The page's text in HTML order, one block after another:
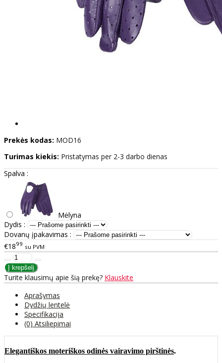
Prekės kodas: MOD16
Turimas kiekis: Pristatymas per 2-3 darbo dienas
Spalva :
Mėlyna
Dydis :
Dovanų įpakavimas :
€1899 su PVM
Turite klausimų apie šią prekę? Klauskite
Aprašymas
Dydžių lentelė
Specifikacija
(0) Atsiliepimai
Elegantiškos moteriškos odinės vairavimo pirštinės.